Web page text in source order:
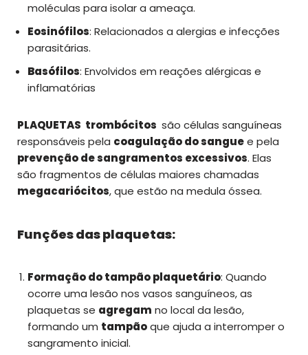
moléculas para isolar a ameaça.
Eosinófilos: Relacionados a alergias e infecções
parasitárias.
Basófilos: Envolvidos em reações alérgicas e
inflamatórias
PLAQUETAS trombócitos são células sanguíneas
responsáveis pela coagulação do sanguee pela
prevenção de sangramentos excessivos. Elas
são fragmentos de células maiores chamadas
megacariócitos, que estão na medula óssea.
Funções das plaquetas:
Formação do tampão plaquetário: Quando
ocorre uma lesão nos vasos sanguíneos, as
plaquetas se agregam no local da lesão,
formando um tampãoque ajuda a interromper o
sangramento inicial.